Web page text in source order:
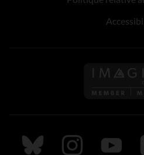
Suivez nous sur Bluesky
Suivez nous sur
Suivez